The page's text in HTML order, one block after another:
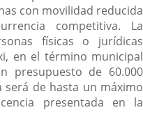
con movilidad reducida
competitiva. La
físicas o jurídicas
en el término municipal
presupuesto de 60.000
será de hasta un máximo
presentada en la